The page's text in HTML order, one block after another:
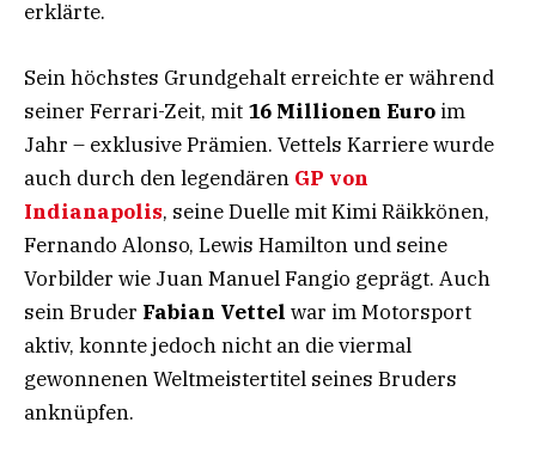
erklärte.
Sein höchstes Grundgehalt erreichte er während
seiner Ferrari-Zeit, mit 16 Millionen Euro im
Jahr – exklusive Prämien. Vettels Karriere wurde
auch durch den legendären GP von
Indianapolis, seine Duelle mit Kimi Räikkönen,
Fernando Alonso, Lewis Hamilton und seine
Vorbilder wie Juan Manuel Fangio geprägt. Auch
sein Bruder Fabian Vettel war im Motorsport
aktiv, konnte jedoch nicht an die viermal
gewonnenen Weltmeistertitel seines Bruders
anknüpfen.